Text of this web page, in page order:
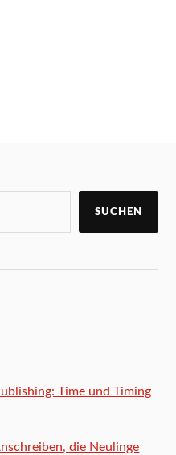
SUCHEN
Time und Timing
die Neulinge